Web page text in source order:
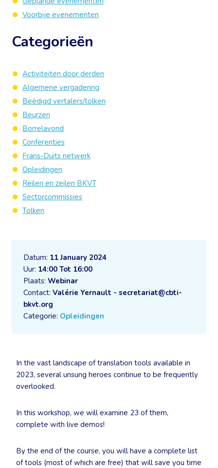
Datum: 11 January 2024
Uur: 14:00 Tot 16:00
Plaats: Webinar
Contact: Valérie Yernault - secretariat@cbti-
bkvt.org
Categorie: Opleidingen
In the vast landscape of translation tools available in
2023, several unsung heroes continue to be frequently
overlooked.
In this workshop, we will examine 23 of them,
complete with live demos!
By the end of the course, you will have a complete list
of tools (most of which are free) that will save you time
Voorbije evenementen
Categorieën
Activiteiten door derden
Algemene vergadering
Beëdigd vertalers/tolken
Beurzen
Borrelavond
Conferenties
Frans-Duits netwerk
Opleidingen
Reilen en zeilen BKVT
Sectorcommissies
Tolken